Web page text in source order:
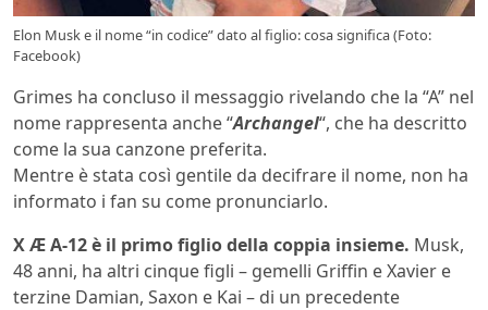
Elon Musk e il nome “in codice” dato al figlio: cosa significa (Foto:
Facebook)
Grimes ha concluso il messaggio rivelando che la “A” nel
nome rappresenta anche “Archangel“, che ha descritto
come la sua canzone preferita.
Mentre è stata così gentile da decifrare il nome, non ha
informato i fan su come pronunciarlo.
X Æ A-12 è il primo figlio della coppia insieme. Musk,
48 anni, ha altri cinque figli – gemelli Griffin e Xavier e
terzine Damian, Saxon e Kai – di un precedente